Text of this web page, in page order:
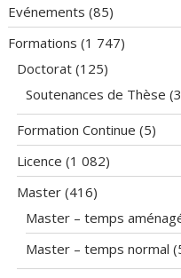
Evénements (85)
Formations (1 747)
Doctorat (125)
Soutenances de Thèse
Formation Continue (5)
Licence (1 082)
Master (416)
Master – temps
Master – temps normal